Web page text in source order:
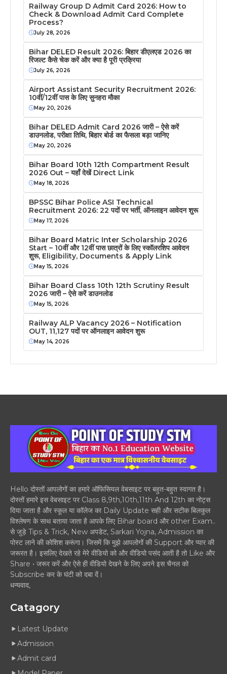
Railway Group D Admit Card 2026: How to
Check & Download Admit Card Complete
Process?
July 28, 2026
Bihar DELED Result 2026: बिहार डीएलएड 2026 का
रिजल्ट कैसे चेक करें और क्या है पूरी प्रक्रिया
July 26, 2026
Airport Assistant Security Recruitment 2026:
10वीं/12वीं पास के लिए सुनहरा मौका
May 20, 2026
Bihar DELED Admit Card 2026 जारी – ऐसे करें
डाउनलोड, परीक्षा तिथि, बिहार बोर्ड का फैसला बड़ा जानिए
May 20, 2026
Bihar Board 10th 12th Compartment Result
2026 Out – यहाँ देखें Direct Link
May 18, 2026
BPSSC Bihar Police ASI Technical
Recruitment 2026: 22 पदों पर भर्ती, ऑनलाइन आवेदन शुरू
May 17, 2026
Bihar Board Matric Inter Scholarship 2026
Start – 10वीं और 12वीं पास छात्रों के लिए स्कॉलरशिप आवेदन
शुरू, Eligibility, Documents & Apply Link
May 15, 2026
Bihar Board Class 10th 12th Scrutiny Result
2026 जारी – ऐसे करें डाउनलोड
May 15, 2026
Railway ALP Vacancy 2026 – Notification
OUT, 11,127 पदों पर ऑनलाइन आवेदन शुरू
May 14, 2026
Hello दोस्तों आपलोगों का हमारे ऑफिसियल वेबसाइट पर बहुत-बहुत स्वागत है।
दोस्तों हमारे इस वेबसाइट पर Class 8,9th,10th,11th And 12th का नोट्स
दिया जाता है और स्कूल या कॉलेज का Daily Update सही और सटीक बिलकुल
विश्लेषण के साथ बताया जाता है आपके लिए Bihar board और other Exam..
से जुड़े Tips & Trick, New अपडेट, Sarkari Yojna, Admission का
पोस्ट लाने की कोशिश करूंगा। जिसमें कि मुझे आपलोगों की Support और प्यार की
जरूरत है। इसलिए देखते रहे मेरे वीडियो को और वीडियो पसंद आती है तो Like और
Share • जरूर करें और ऐसे ही वीडियो देखने के लिए अपने इस चैनल को
Subscribe कर के घंटी को दबा दें।
धन्यवाद,
Catagory
Latest Update
Admission
Admit card